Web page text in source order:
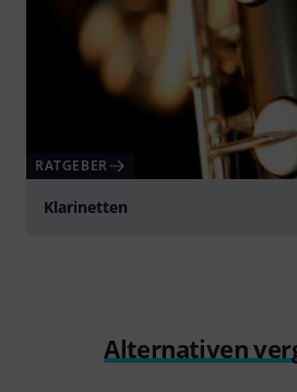
RATGEBER
Klarinetten
Alternativen